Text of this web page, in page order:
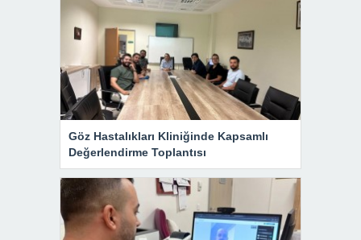
Göz Hastalıkları Kliniğinde Kapsamlı
Değerlendirme Toplantısı